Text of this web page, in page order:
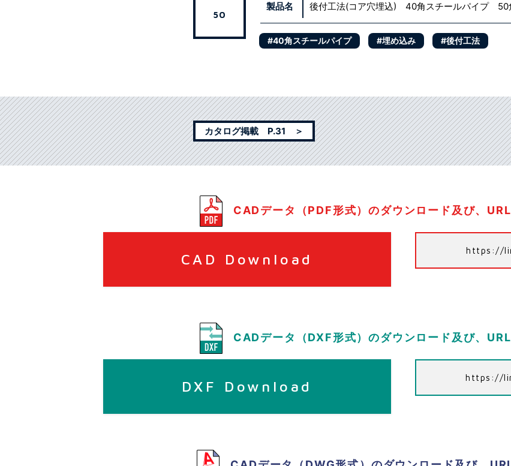
50
製品名 後付工法(コア穴埋込) 40角スチールパイプ 50
#40角スチールパイプ #埋め込み #後付工法
カタログ掲載 P.31 ＞
CADデータ（PDF形式）のダウンロード及び、
CAD Download
https://
CADデータ（DXF形式）のダウンロード及び、
DXF Download
https://